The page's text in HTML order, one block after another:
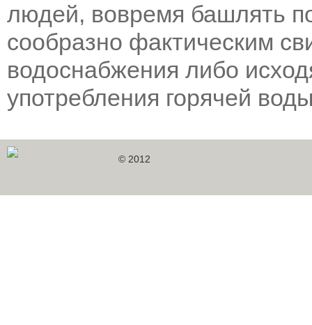
людей, вовремя башлять
сообразно фактическим
водоснабжения либо
употребления горячей
© 2012